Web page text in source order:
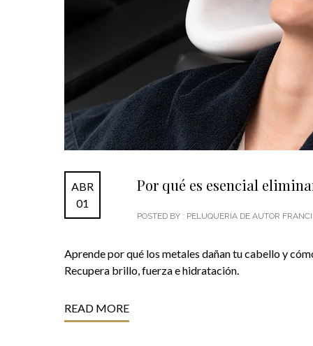
ABR
01
Por qué es esencial
POSTED BY : PELUQUERÍA DE AUTOR
Aprende por qué los metales dañan tu cabello y
Recupera brillo, fuerza e hidratación.
READ MORE